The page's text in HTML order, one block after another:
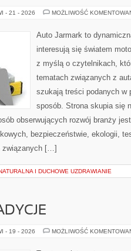
- 21 - 2026 MOŻLIWOŚĆ
Auto Jarmark to
interesują się światem
z myślą o czytelnikach,
tematach związanych z
szukają treści podanych w
sposób. Strona skupia się
obserwujących rozwój branży
bezpieczeństwie, ekologii,
związanych […]
I DUCHOWE UZDRAWIANIE
- 19 - 2026 MOŻLIWOŚĆ